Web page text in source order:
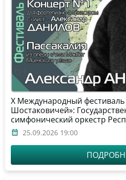
Х Международный
Шостаковичей»:
симфонический оркестр
дирижёр – Александр
Александр Данилов
25.09.2026 19:00